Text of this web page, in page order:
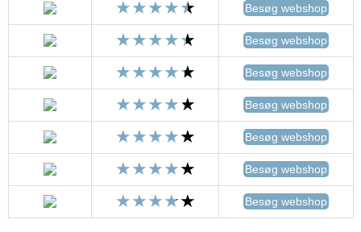
Besøg webshop
Besøg webshop
Besøg webshop
Besøg webshop
Besøg webshop
Besøg webshop
Besøg webshop